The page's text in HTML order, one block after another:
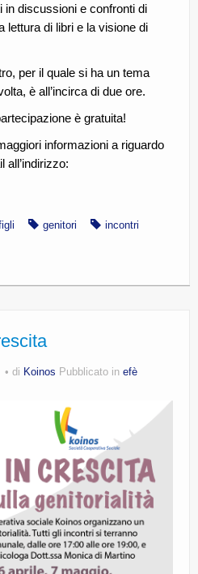
in discussioni e confronti di
lettura di libri e la visione di
per il quale si ha un tema
è all’incirca di due ore.
è gratuita!
informazioni a riguardo
all’indirizzo:
genitori incontri
di Koinos Pubblicato in efè